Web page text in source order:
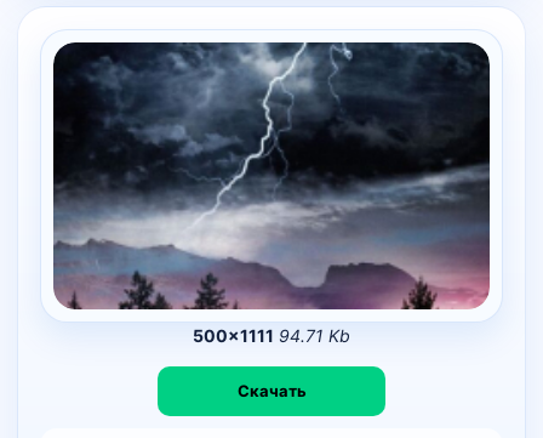
500×1111 94.71 Kb
Скачать